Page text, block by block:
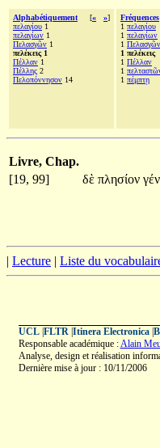
Alphabétiquement [« »]
πελαγίου 1
πελαγίων 1
Πελασγῶν 1
πελέκεις 1
Πέλλαν 1
Πέλλης 2
Πελοπόννησον 14
Fréquences
1 πελαγίου
1 πελαγίων
1 Πελασγῶν
1 πελέκεις
1 Πέλλαν
1
1 πέμπτῃ
Livre, Chap.
[19, 99]
δὲ πλησίον
| Lecture | Liste du
UCL| FLTR| Itinera Electronica|
Responsable académique :Alain
Analyse, design et réalisation
Dernière mise à jour : 10/11/2006